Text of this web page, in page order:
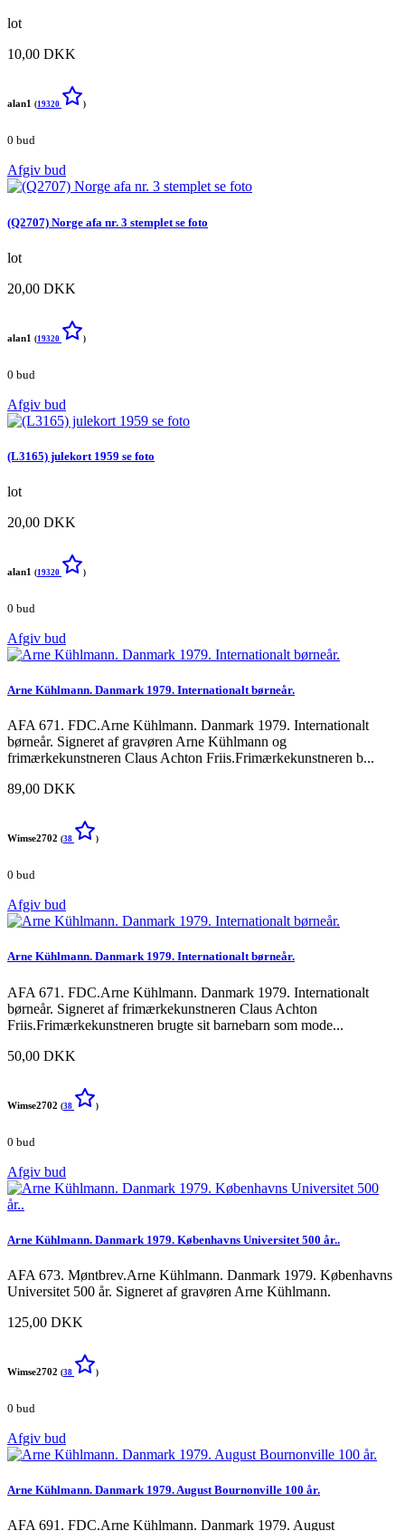
lot
10,00 DKK
alan1 (19320 )
0 bud
Afgiv bud
(Q2707) Norge afa nr. 3 stemplet se foto
lot
20,00 DKK
alan1 (19320 )
0 bud
Afgiv bud
(L3165) julekort 1959 se foto
lot
20,00 DKK
alan1 (19320 )
0 bud
Afgiv bud
Arne Kühlmann. Danmark 1979. Internationalt børneår.
AFA 671. FDC.Arne Kühlmann. Danmark 1979. Internationalt
børneår. Signeret af gravøren Arne Kühlmann og
frimærkekunstneren Claus Achton Friis.Frimærkekunstneren b...
89,00 DKK
Wimse2702 (38 )
0 bud
Afgiv bud
Arne Kühlmann. Danmark 1979. Internationalt børneår.
AFA 671. FDC.Arne Kühlmann. Danmark 1979. Internationalt
børneår. Signeret af frimærkekunstneren Claus Achton
Friis.Frimærkekunstneren brugte sit barnebarn som mode...
50,00 DKK
Wimse2702 (38 )
0 bud
Afgiv bud
Arne Kühlmann. Danmark 1979. Københavns Universitet 500 år..
AFA 673. Møntbrev.Arne Kühlmann. Danmark 1979. Københavns
Universitet 500 år. Signeret af gravøren Arne Kühlmann.
125,00 DKK
Wimse2702 (38 )
0 bud
Afgiv bud
Arne Kühlmann. Danmark 1979. August Bournonville 100 år.
AFA 691. FDC.Arne Kühlmann. Danmark 1979. August